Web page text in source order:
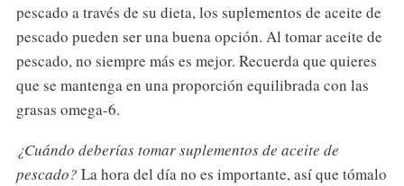
pescado a través de su dieta, los suplementos de aceite de
pescado pueden ser una buena opción. Al tomar aceite de
pescado, no siempre más es mejor. Recuerda que quieres
que se mantenga en una proporción equilibrada con las
grasas omega-6.
¿Cuándo deberías tomar suplementos de aceite de
pescado? La hora del día no es importante, así que tómalo